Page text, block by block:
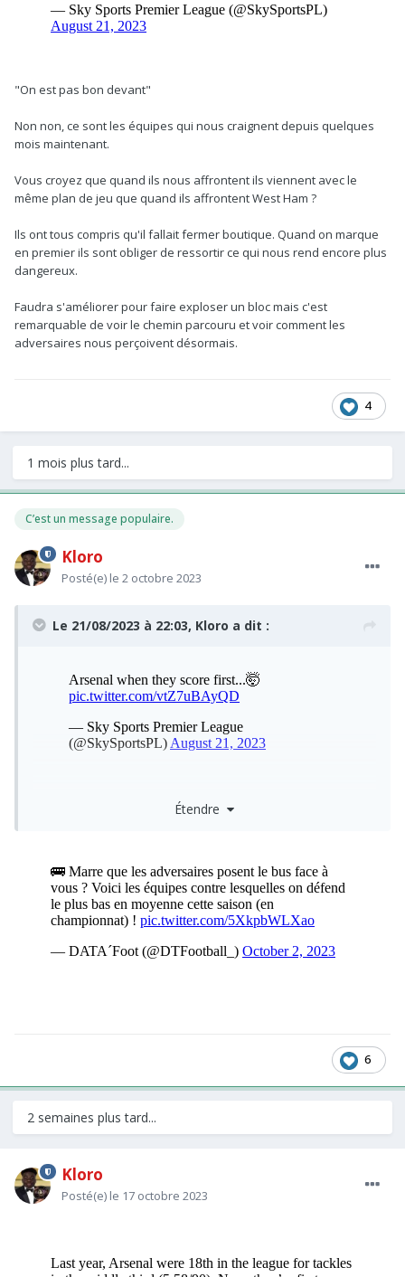
"On est pas bon devant"
Non non, ce sont les équipes qui nous craignent depuis quelques
mois maintenant.
Vous croyez que quand ils nous affrontent ils viennent avec le
même plan de jeu que quand ils affrontent West Ham ?
Ils ont tous compris qu'il fallait fermer boutique. Quand on marque
en premier ils sont obliger de ressortir ce qui nous rend encore plus
dangereux.
Faudra s'améliorer pour faire exploser un bloc mais c'est
remarquable de voir le chemin parcouru et voir comment les
adversaires nous perçoivent désormais.
4
1 mois plus tard...
C’est un message populaire.
Kloro
Posté(e) le 2 octobre 2023
Le 21/08/2023 à 22:03, Kloro a dit :
Vous croyez que quand ils nous affrontent ils viennent avec le
même plan de jeu que quand ils affrontent West Ham ?
Ils ont tous compris qu'il fallait fermer boutique. Quand on
Étendre
6
2 semaines plus tard...
Kloro
Posté(e) le 17 octobre 2023